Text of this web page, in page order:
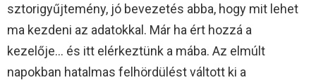
sztorigyűjtemény, jó bevezetés abba, hogy mit lehet
ma kezdeni az adatokkal. Már ha ért hozzá a
kezelője… és itt elérkeztünk a mába. Az elmúlt
napokban hatalmas felhördülést váltott ki a